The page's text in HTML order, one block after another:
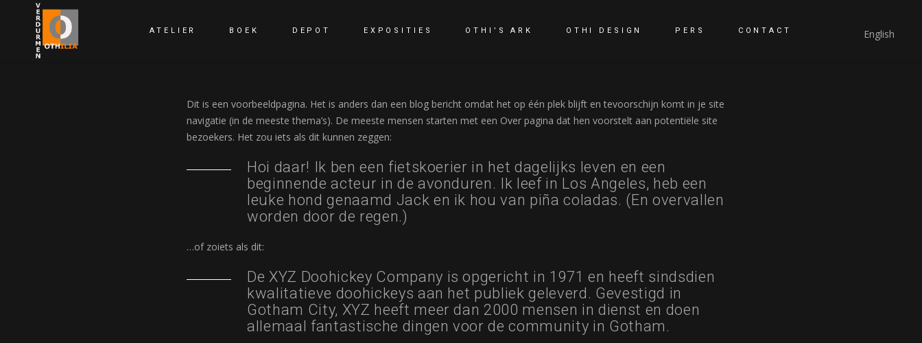
ATELIER BOEK DEPOT EXPOSITIES OTHI’S ARK OTHI DESIGN PERS CONTACT English
Dit is een voorbeeldpagina. Het is anders dan een blog bericht omdat het op één plek blijft en tevoorschijn komt in je site
navigatie (in de meeste thema’s). De meeste mensen starten met een Over pagina dat hen voorstelt aan potentiële site
bezoekers. Het zou iets als dit kunnen zeggen:
Hoi daar! Ik ben een fietskoerier in het dagelijks leven en een
beginnende acteur in de avonduren. Ik leef in Los Angeles, heb een
leuke hond genaamd Jack en ik hou van piña coladas. (En overvallen
worden door de regen.)
…of zoiets als dit:
De XYZ Doohickey Company is opgericht in 1971 en heeft sindsdien
kwalitatieve doohickeys aan het publiek geleverd. Gevestigd in
Gotham City, XYZ heeft meer dan 2000 mensen in dienst en doen
allemaal fantastische dingen voor de community in Gotham.